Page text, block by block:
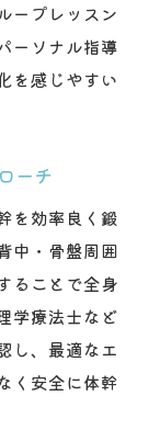
ープレッスン
ーソナル指導
を感じやすい
ーチ
を効率良く鍛
中・骨盤周囲
ることで全身
学療法士など
し、最適なエ
く安全に体幹